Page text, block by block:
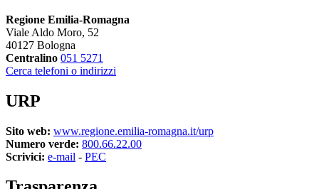
Regione Emilia-Romagna
Viale Aldo Moro, 52
40127 Bologna
Centralino 051 5271
Cerca telefoni o indirizzi
URP
Sito web: www.regione.emilia-romagna.it/urp
Numero verde: 800.66.22.00
Scrivici: e-mail - PEC